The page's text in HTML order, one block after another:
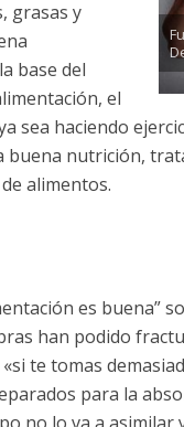
grasas y
base del
el
sea haciendo
buena nutrición,
alimentos.
es buena”
han podido
te tomas
para la